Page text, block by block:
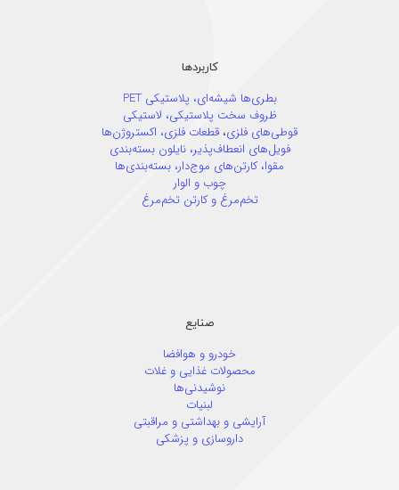
کاربردها
بطری‌ها شیشه‌ای،پلاستیکی PET
ظروف سخت پلاستیکی، لاستیکی
قوطی‌های فلزی، قطعات فلزی، اکستروژن‌ها
فویل‌های انعطاف‌پذیر،نایلون بسته‌بندی
مقوا،کارتن‌های موج‌دار، بسته‌بندی‌ها
چوب و الوار
تخم‌مرغ و کارتن تخم‌مرغ
صنایع
خودرو و هوافضا
محصولات غذایی و غلات
نوشیدنی‌ها
لبنیات
آرایشی و بهداشتی و مراقبتی
داروسازی و پزشکی